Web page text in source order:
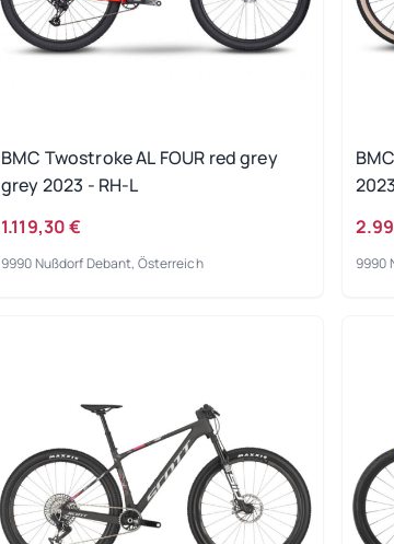
BMC Twostroke AL FOUR red grey
grey 2023 - RH-L
1.119,30 €
9990 Nußdorf Debant, Österreich 9990